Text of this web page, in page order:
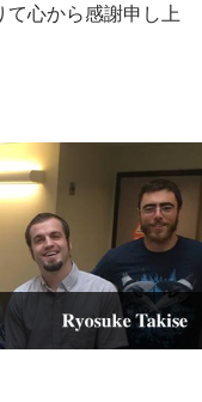
て心から感謝申し上